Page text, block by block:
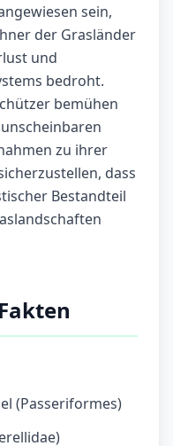
sein,
der Grasländer
und
bedroht.
bemühen
zu ihrer
dass
Bestandteil
(Passeriformes)